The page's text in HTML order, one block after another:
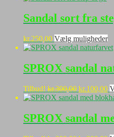
Sandal sort fra
kr.250,00 Vælg muligheder
SPROX sandal
Tilbud! kr.300,00 Den
oprindelige
var:
kr.300,00.
kr.100,00
SPROX sandal